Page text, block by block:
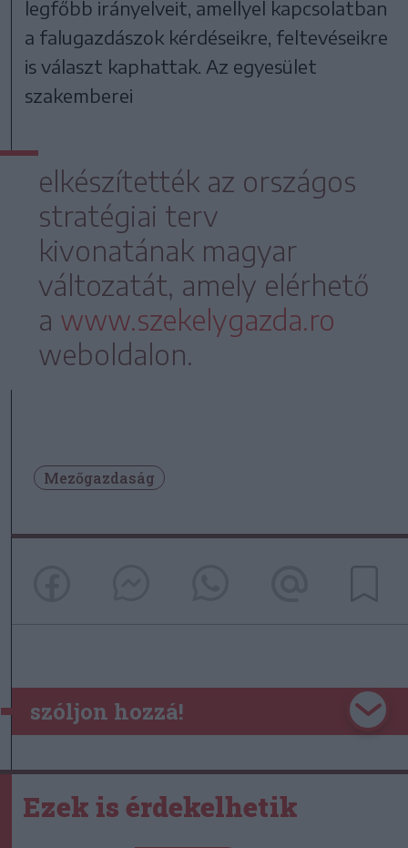
legfőbb irányelveit, amellyel kapcsolatban
a falugazdászok kérdéseikre, feltevéseikre
is választ kaphattak. Az egyesület
szakemberei
elkészítették az országos
stratégiai terv
kivonatának magyar
változatát, amely elérhető
a www.szekelygazda.ro
weboldalon.
Mezőgazdaság
szóljon hozzá!
Ezek is érdekelhetik